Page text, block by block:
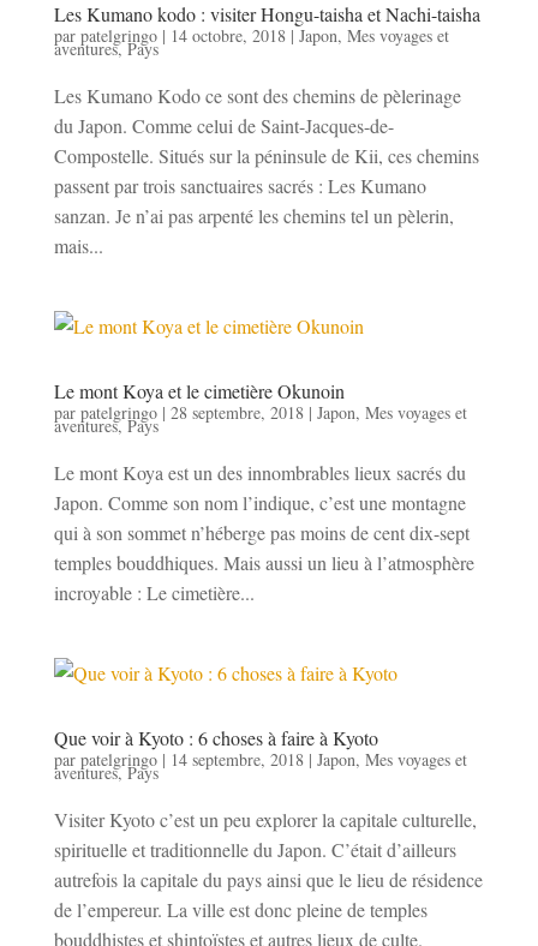
Les Kumano kodo : visiter Hongu-taisha et Nachi-taisha
par patelgringo| 14 octobre, 2018| Japon, Mes voyages et
aventures,Pays
Les Kumano Kodo ce sont des chemins de pèlerinage
du Japon. Comme celui de Saint-Jacques-de-
Compostelle. Situés sur la péninsule de Kii, ces chemins
passent par trois sanctuaires sacrés : Les Kumano
sanzan. Je n’ai pas arpenté les chemins tel un pèlerin,
mais...
Le mont Koya et le cimetière Okunoin
par patelgringo| 28 septembre, 2018| Japon, Mes voyages et
aventures,Pays
Le mont Koya est un des innombrables lieux sacrés du
Japon. Comme son nom l’indique, c’est une montagne
qui à son sommet n’héberge pas moins de cent dix-sept
temples bouddhiques. Mais aussi un lieu à l’atmosphère
incroyable : Le cimetière...
Que voir à Kyoto : 6 choses à faire à Kyoto
par patelgringo| 14 septembre, 2018| Japon, Mes voyages et
aventures,Pays
Visiter Kyoto c’est un peu explorer la capitale culturelle,
spirituelle et traditionnelle du Japon. C’était d’ailleurs
autrefois la capitale du pays ainsi que le lieu de résidence
de l’empereur. La ville est donc pleine de temples
bouddhistes et shintoïstes et autres lieux de culte.